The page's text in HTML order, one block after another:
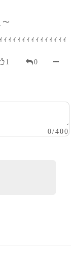
ｨｨｨｨｨｨｨｨｨｨｨｨｨ
1 0
0/400